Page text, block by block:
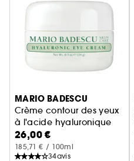
MARIO BADESCU
Crème contour des yeux
à l'acide hyaluronique
26,00 €
185,71 € / 100ml
34avis